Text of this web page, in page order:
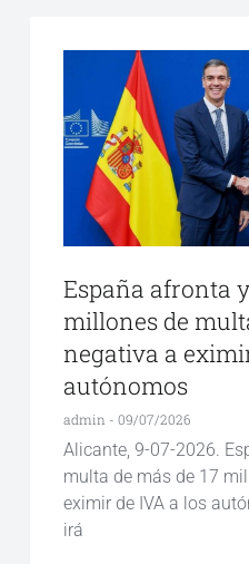
España afronta
millones de
negativa a
autónomos
admin 09/07/2026
Alicante, 9-07-2026.
multa de más de 17
eximir de IVA a los
irá